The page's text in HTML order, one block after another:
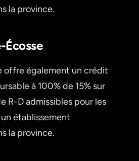
la province.
Écosse
offre également un crédit
à 100% de 15% sur
R-D admissibles pour les
établissement
la province.